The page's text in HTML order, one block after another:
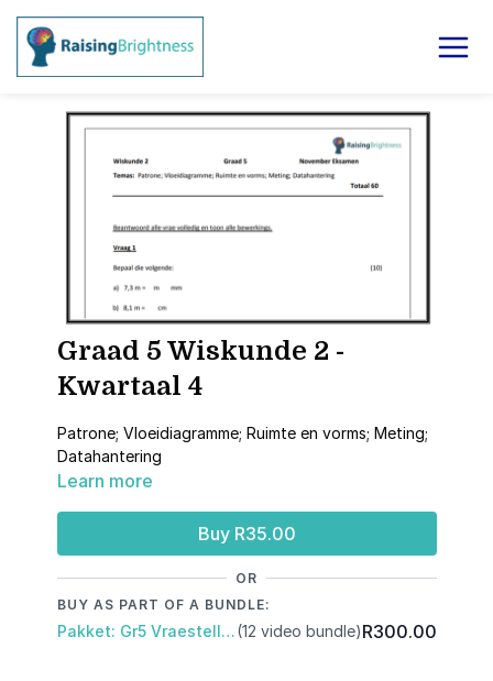
Graad 5 Wiskunde 2 -
Kwartaal 4
Patrone; Vloeidiagramme; Ruimte en vorms; Meting;
Datahantering
Learn more
Buy R35.00
OR
BUY AS PART OF A BUNDLE:
Pakket: Gr5 Vraestelle: Kwartaal 3 & November Eksamen(12 video bundle)R300.00